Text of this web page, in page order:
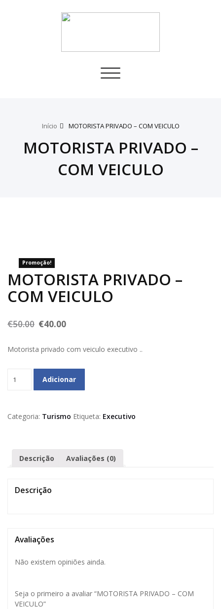
Toggle
Início MOTORISTA PRIVADO – COM VEICULO
MOTORISTA PRIVADO –
COM VEICULO
Promoção!
MOTORISTA PRIVADO –
COM VEICULO
€50.00 €40.00
Motorista privado com veiculo executivo ..
Adicionar
Categoria: Turismo Etiqueta: Executivo
Descrição Avaliações (0)
Descrição
Avaliações
Não existem opiniões ainda.
Seja o primeiro a avaliar “MOTORISTA PRIVADO – COM
VEICULO”